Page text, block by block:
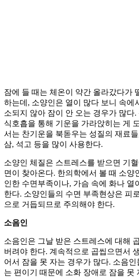
잠에 들 때는 체온이 약간 올라갔다가
하는데, 소양인은 열이 많다 보니 속에
소되지 않아 잠이 안 오는 경우가 많다
식호흡을 통해 기운을 가라앉히는 게
서는 찬기운을 북돋우는 성질의 재료
삼, 석고 등을 많이 사용한다.
소양인 체질은 스트레스를 받으면 기
면이 찾아온다. 한의학에서 볼 때 소양
인한 수면부족이나, 가슴 속에 화나 열
한다. 소양인들의 수면 부족현상은 피
으로 거듭되므로 주의해야 한다.
소음인
소음인은 그날 받은 스트레스에 대해
버려야 한다. 계속적으로 곱씹으면서
어서 잠을 못 자는 경우가 많다. 소음
는 편이기 때문에 소화 장애로 잠을 못